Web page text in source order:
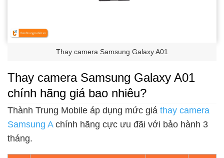
Thay camera Samsung Galaxy A01
Thay camera Samsung Galaxy A01
chính hãng giá bao nhiêu?
Thành Trung Mobile áp dụng mức giá thay camera
Samsung Achính hãng cực ưu đãi với bảo hành 3
tháng.